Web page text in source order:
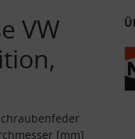
VW
[mm]